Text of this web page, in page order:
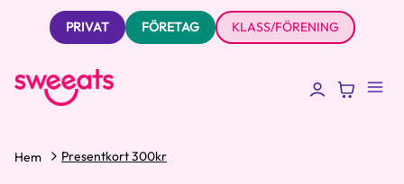
PRIVAT FÖRETAG KLASS/FÖRENING
Hem Presentkort 300kr